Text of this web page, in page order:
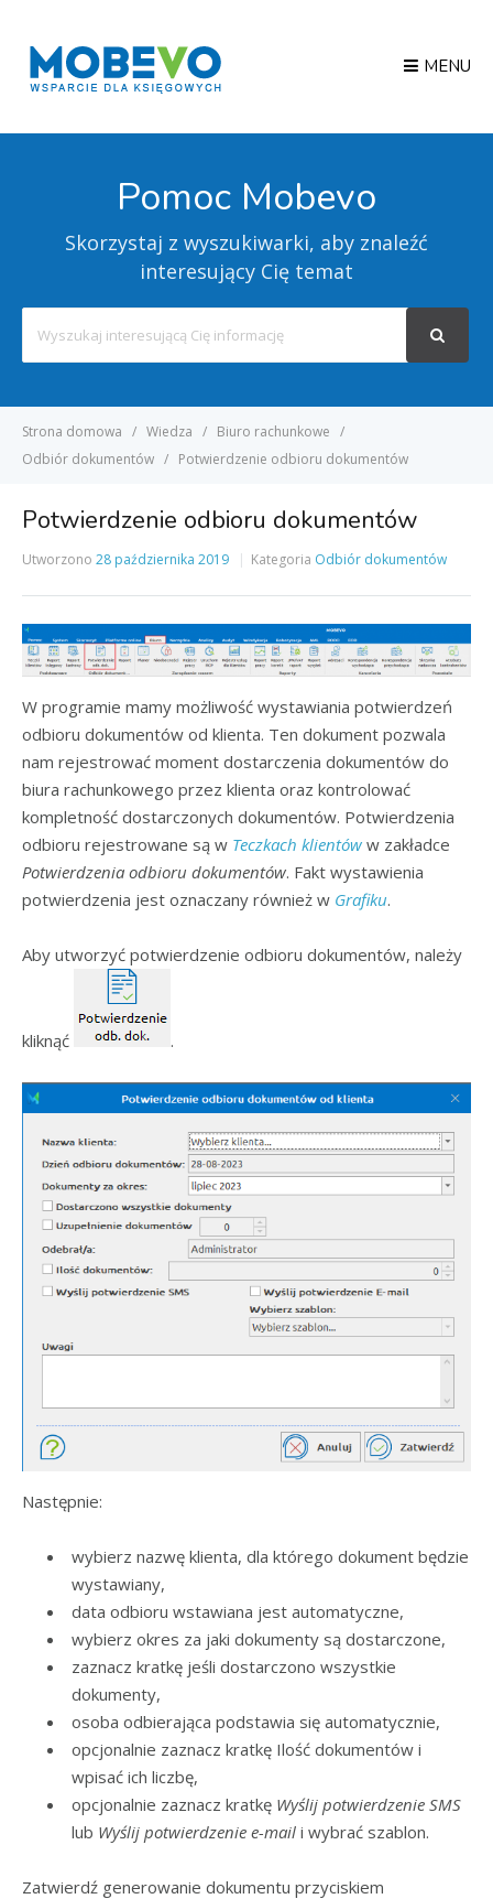
MENU
Pomoc Mobevo
Skorzystaj z wyszukiwarki, aby znaleźć
interesujący Cię temat
For
Strona domowa Wiedza
Biuro rachunkowe
Odbiór dokumentów
Potwierdzenie odbioru dokumentów
Potwierdzenie odbioru dokumentów
Utworzono 28 października 2019 Kategoria Odbiór dokumentów
W programie mamy możliwość wystawiania potwierdzeń
odbioru dokumentów od klienta. Ten dokument pozwala
nam rejestrować moment dostarczenia dokumentów do
biura rachunkowego przez klienta oraz kontrolować
kompletność dostarczonych dokumentów. Potwierdzenia
odbioru rejestrowane są w Teczkach klientów w zakładce
Potwierdzenia odbioru dokumentów. Fakt wystawienia
potwierdzenia jest oznaczany również w Grafiku.
Aby utworzyć potwierdzenie odbioru dokumentów, należy
kliknąć .
Następnie:
wybierz nazwę klienta, dla którego dokument będzie
wystawiany,
data odbioru wstawiana jest automatyczne,
wybierz okres za jaki dokumenty są dostarczone,
zaznacz kratkę jeśli dostarczono wszystkie
dokumenty,
osoba odbierająca podstawia się automatycznie,
opcjonalnie zaznacz kratkę Ilość dokumentów i
wpisać ich liczbę,
opcjonalnie zaznacz kratkę Wyślij potwierdzenie SMS
lub Wyślij potwierdzenie e-mail i wybrać szablon.
Zatwierdź generowanie dokumentu przyciskiem